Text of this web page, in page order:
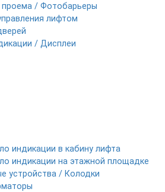
проема / Фотобарьеры
лифтом
/ Дисплеи
индикации в кабину лифта
индикации на этажной площадке
устройства / Колодки